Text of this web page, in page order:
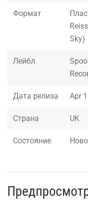
Формат
Sky)
Лейбл
Дата релиза Apr
Страна UK
Состояние